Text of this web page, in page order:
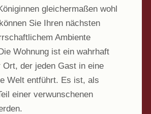
gleichermaßen wohl
Sie Ihren nächsten
Ambiente
Wohnung ist ein wahrhaft
Ort, der jeden Gast in eine
Welt entführt. Es ist, als
einer verwunschenen